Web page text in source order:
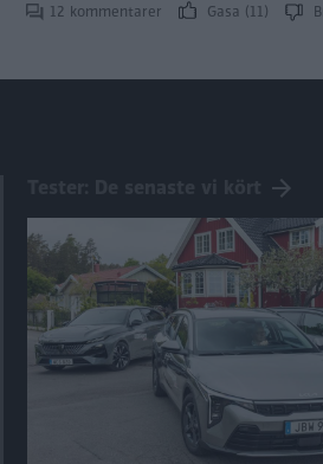
12 kommentarer Gasa (11)